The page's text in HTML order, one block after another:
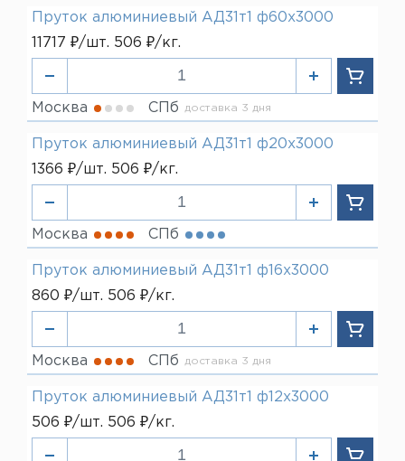
Пруток алюминиевый АД31т1 ф60х3000
11717 ₽/шт. 506 ₽/кг.
Москва СПб доставка 3 дня
Пруток алюминиевый АД31т1 ф20х3000
1366 ₽/шт. 506 ₽/кг.
Москва СПб
Пруток алюминиевый АД31т1 ф16х3000
860 ₽/шт. 506 ₽/кг.
Москва СПб доставка 3 дня
Пруток алюминиевый АД31т1 ф12х3000
506 ₽/шт. 506 ₽/кг.